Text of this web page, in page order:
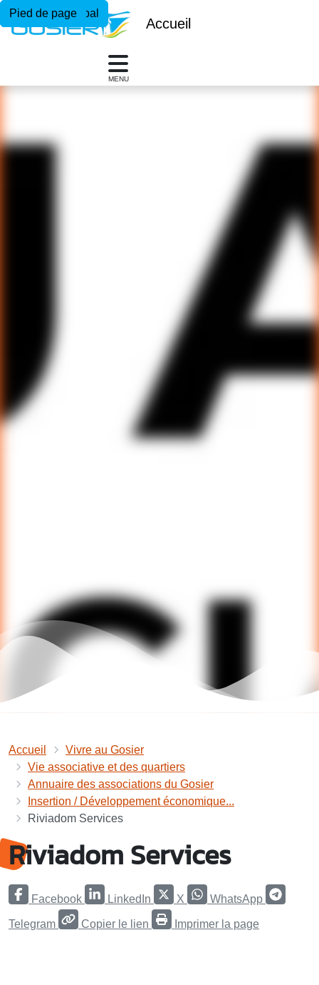
Menu principal
Contenu principal
Pied de page
Accueil
MENU
Accueil
Vivre au Gosier
Vie associative et des quartiers
Annuaire des associations du Gosier
Insertion / Développement économique...
Riviadom Services
Riviadom Services
Facebook LinkedIn X WhatsApp
Telegram Copier le lien Imprimer la page